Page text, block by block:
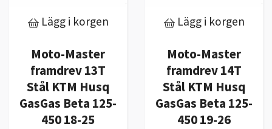
Lägg i korgen
Moto-Master
framdrev 13T
Stål KTM Husq
GasGas Beta 125-
450 18-25
Lägg i korgen
Moto-Master
framdrev 14T
Stål KTM Husq
GasGas Beta 125-
450 19-26